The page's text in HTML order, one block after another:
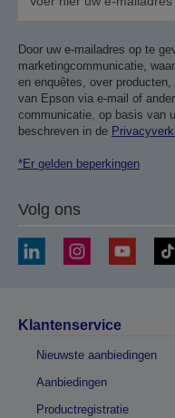
Door uw e-mailadres op te
marketingcommunicatie,
en enquêtes, over
van Epson via e-mail of
communicatie, op basis van
beschreven in de
*Er gelden beperkingen
Volg ons
Klantenservice
Nieuwste aanbiedingen
Aanbiedingen
Productregistratie